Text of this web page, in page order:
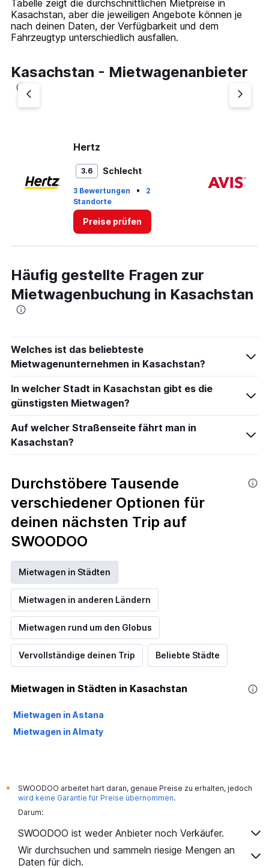
Tabelle zeigt die durchschnittlichen Mietpreise in
Kasachstan, aber die jeweiligen Angebote können je
nach deinen Daten, der Verfügbarkeit und dem
Fahrzeugtyp unterschiedlich ausfallen.
Kasachstan - Mietwagenanbieter
Hertz
3.6 Schlecht
3 Bewertungen •
2
Standorte
Preise prüfen
Häufig gestellte Fragen zur
Mietwagenbuchung in Kasachstan
Welches ist das beliebteste
Mietwagenunternehmen in Kasachstan?
In welcher Stadt in Kasachstan gibt es die
günstigsten Mietwagen?
Auf welcher Straßenseite fährt man in
Kasachstan?
Durchstöbere Tausende
verschiedener Optionen für
deinen nächsten Trip auf
SWOODOO
Mietwagen in Städten
Mietwagen in anderen Ländern
Mietwagen rund um den Globus
Vervollständige deinen Trip Beliebte Städte
Mietwagen in Städten in Kasachstan
Mietwagen in Astana
Mietwagen in Almaty
*
SWOODOO arbeitet hart daran, genaue Preise zu erhalten, jedoch
wird keine Garantie für Preise übernommen.
Darum:
SWOODOO ist weder Anbieter noch Verkäufer.
Wir durchsuchen und sammeln riesige Mengen an
Daten für dich.